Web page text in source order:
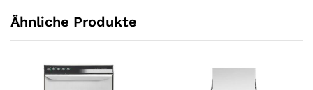
Ähnliche Produkte